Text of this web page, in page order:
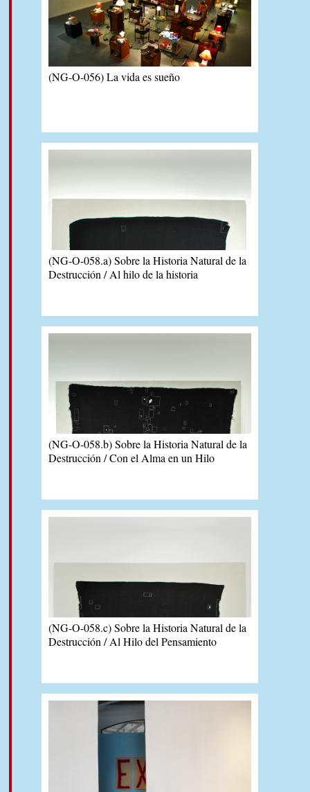
(NG-O-056) La vida es sueño
(NG-O-058.a) Sobre la Historia Natural de la
Destrucción / Al hilo de la historia
(NG-O-058.b) Sobre la Historia Natural de la
Destrucción / Con el Alma en un Hilo
(NG-O-058.c) Sobre la Historia Natural de la
Destrucción / Al Hilo del Pensamiento